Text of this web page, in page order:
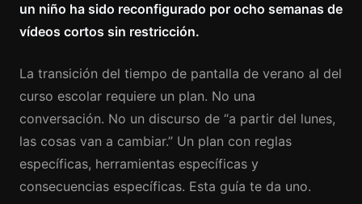
un niño ha sido reconfigurado por ocho semanas de
vídeos cortos sin restricción.
La transición del tiempo de pantalla de verano al del
curso escolar requiere un plan. No una
conversación. No un discurso de “a partir del lunes,
las cosas van a cambiar.” Un plan con reglas
específicas, herramientas específicas y
consecuencias específicas. Esta guía te da uno.